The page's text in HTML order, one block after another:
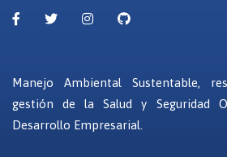
Manejo Ambiental Sustentable,
gestión de la Salud y Seguridad
Desarrollo Empresarial.